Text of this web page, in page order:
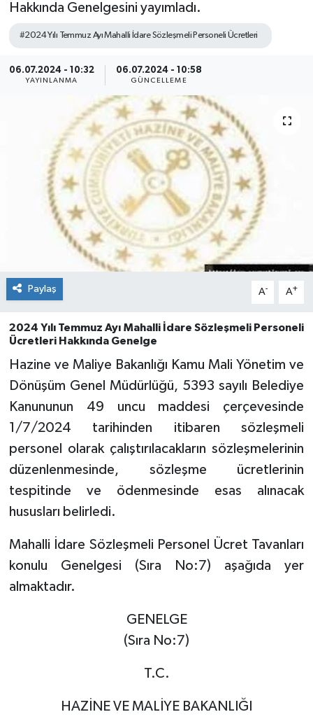
Hakkında Genelgesini yayımladı.
#2024 Yılı Temmuz Ayı Mahalli İdare Sözleşmeli Personeli Ücretleri
06.07.2024 - 10:32
YAYINLANMA
06.07.2024 - 10:58
GÜNCELLEME
Paylaş A- A+
2024 Yılı Temmuz Ayı Mahalli İdare Sözleşmeli Personeli
Ücretleri Hakkında Genelge
Hazine ve Maliye Bakanlığı Kamu Mali Yönetim ve
Dönüşüm Genel Müdürlüğü, 5393 sayılı Belediye
Kanununun 49 uncu maddesi çerçevesinde
1/7/2024 tarihinden itibaren sözleşmeli
personel olarak çalıştırılacakların sözleşmelerinin
düzenlenmesinde, sözleşme ücretlerinin
tespitinde ve ödenmesinde esas alınacak
hususları belirledi.
Mahalli İdare Sözleşmeli Personel Ücret Tavanları
konulu Genelgesi (Sıra No:7) aşağıda yer
almaktadır.
GENELGE
(Sıra No:7)
T.C.
HAZİNE VE MALİYE BAKANLIĞI